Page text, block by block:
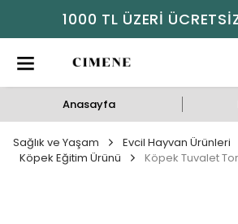
1000 TL ÜZERI
Anasayfa
Sağlık ve Yaşam
Evcil Hayvan Ürünleri
Köpek Eğitim Ürünü
Köpek Tuvalet